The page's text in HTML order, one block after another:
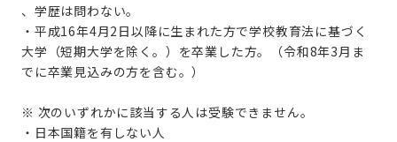
、学歴は問わない。
・平成16年4月2日以降に生まれた方で学校教育法に基づく
大学（短期大学を除く。）を卒業した方。（令和8年3月ま
でに卒業見込みの方を含む。）
※ 次のいずれかに該当する人は受験できません。
・日本国籍を有しない人